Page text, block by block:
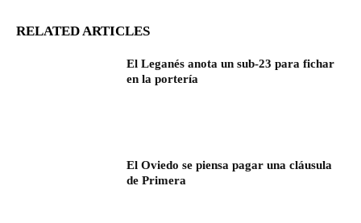
RELATED ARTICLES
El Leganés anota un sub-23 para fichar
en la portería
El Oviedo se piensa pagar una cláusula
de Primera